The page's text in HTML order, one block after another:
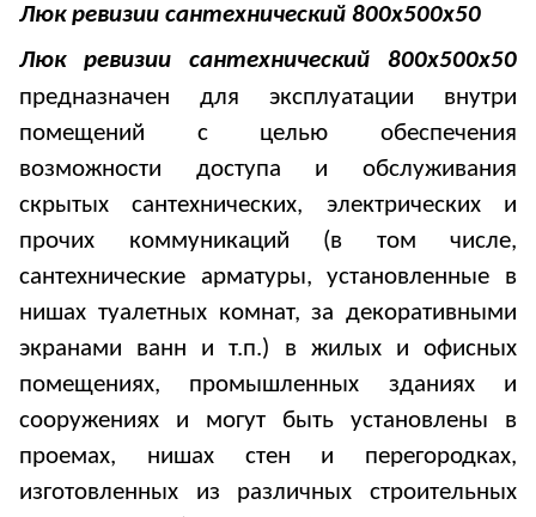
Люк ревизии сантехнический 800х500х50
Люк ревизии сантехнический 800х500х50
предназначен для эксплуатации внутри
помещений с целью обеспечения
возможности доступа и обслуживания
скрытых сантехнических, электрических и
прочих коммуникаций (в том числе,
сантехнические арматуры, установленные в
нишах туалетных комнат, за декоративными
экранами ванн и т.п.) в жилых и офисных
помещениях, промышленных зданиях и
сооружениях и могут быть установлены в
проемах, нишах стен и перегородках,
изготовленных из различных строительных